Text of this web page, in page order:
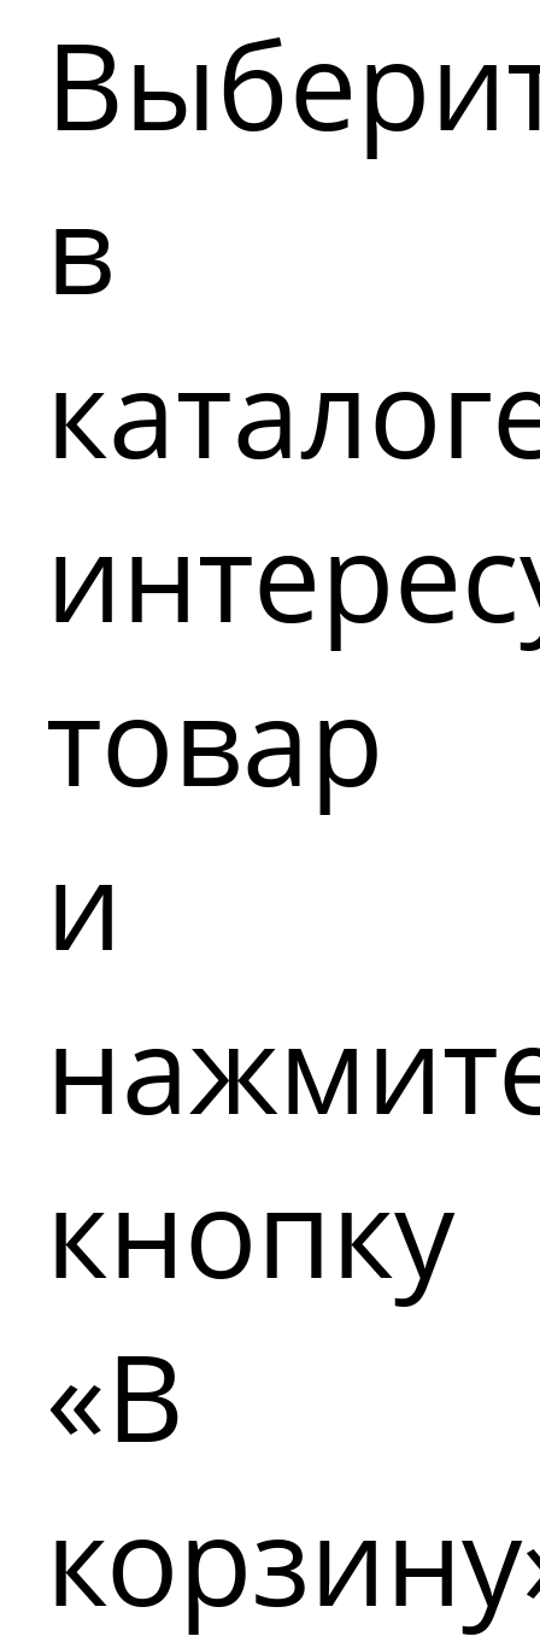
в
товар
и
кнопку
«В